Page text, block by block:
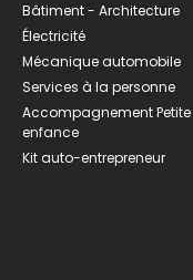
Bâtiment - Architecture
Électricité
Mécanique automobile
Services à la personne
Accompagnement Petite
enfance
Kit auto-entrepreneur